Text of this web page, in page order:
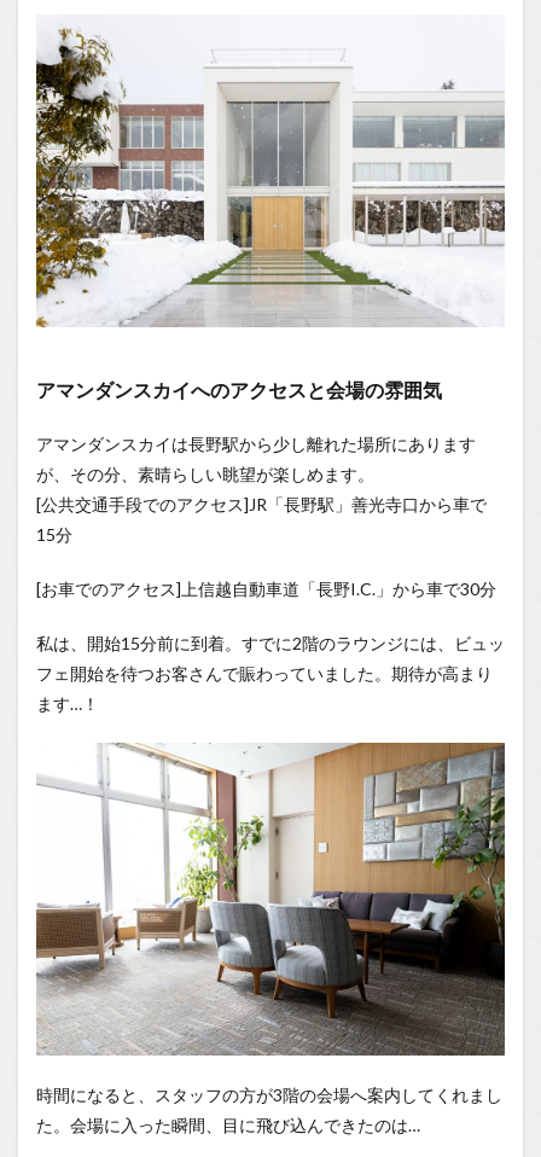
略法
（？）
1.0.4
1.0.5
お味の
感想
は？
しかった
のは…
1.0.7
の「季
節のパ
ルフ
ェ」が
ドリン
実！
1.0.9
1.0.10
まとめ：
大満足の
いちごビ
ェ！
【詳細情
報】
1.1
場所
1.2
You
1.2.1
アマンダンスカイへのアクセスと会場の雰囲気
アマンダンスカイは長野駅から少し離れた場所にあります
が、その分、素晴らしい眺望が楽しめます。
[公共交通手段でのアクセス]JR「長野駅」善光寺口から車で
15分
[お車でのアクセス]上信越自動車道「長野I.C.」から車で30分
私は、開始15分前に到着。すでに2階のラウンジには、ビュッ
フェ開始を待つお客さんで賑わっていました。期待が高まり
ます…！
時間になると、スタッフの方が3階の会場へ案内してくれまし
た。会場に入った瞬間、目に飛び込んできたのは…